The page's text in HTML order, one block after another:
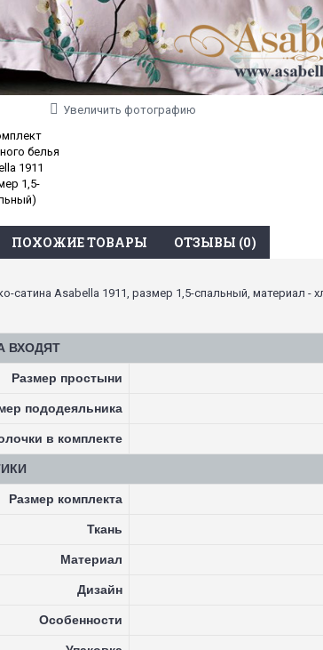
Увеличить фотографию
ПОХОЖИЕ ТОВАРЫ ОТЗЫВЫ (0)
сатина Asabella 1911, размер 1,5-спальный, материал -
ВХОДЯТ
Размер простыни
пододеяльника
в комплекте
Размер комплекта
Ткань
Материал
Дизайн
Особенности